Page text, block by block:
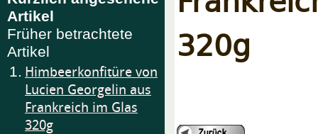
Artikel
Früher betrachtete
Artikel
1. Himbeerkonfitüre von
Lucien Georgelin aus
Frankreich im Glas
320g
320g